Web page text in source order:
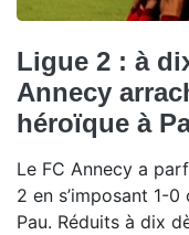
Ligue 2 : à
Annecy
héroïque à
Le FC Annecy a
2 en s’imposant 1-
Pau. Réduits à dix